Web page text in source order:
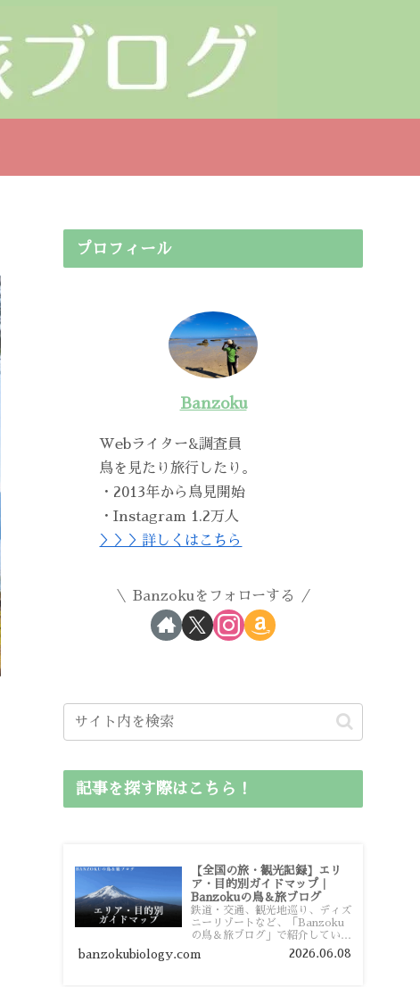
プロフィール
Banzoku
Webライター&調査員
鳥を見たり旅行したり。
・2013年から鳥見開始
・Instagram 1.2万人
＞＞＞詳しくはこちら
Banzokuをフォローする
記事を探す際はこちら！
【全国の旅・観光記録】エリ
ア・目的別ガイドマップ｜
Banzokuの鳥＆旅ブログ
鉄道・交通、観光地巡り、ディズ
ニーリゾートなど、「Banzoku
の鳥＆旅ブログ」で紹介している
全国の旅行・観光記録をエリアや
目的別に整理しました。あなたが
banzokubiology.com 2026.06.08